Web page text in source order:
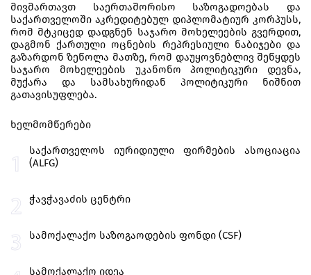
მივმართავთ საერთაშორისო საზოგადოებას და
საქართველოში აკრედიტებულ დიპლომატიურ კორპუსს,
რომ მტკიცედ დადგნენ საჯარო მოხელეების გვერდით,
დაგმონ ქართული ოცნების რეპრესიული ნაბიჯები და
გაზარდონ ზეწოლა მათზე, რომ დაუყოვნებლივ შეწყდეს
საჯარო მოხელეების უკანონო პოლიტიკური დევნა,
მუქარა და სამსახურიდან პოლიტიკური ნიშნით
გათავისუფლება.
ᲮᲔᲚᲛᲝᲛᲬᲔᲠᲔᲑᲘ
საქართველოს იურიდიული ფირმების ასოციაცია
(ALFG)
ჭავჭავაძის ცენტრი
სამოქალაქო საზოგაოდების ფონდი (CSF)
სამოქალაქო იდეა